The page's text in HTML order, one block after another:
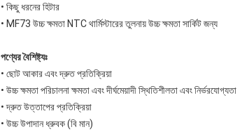
• কিছু ধরনের হিটার
• MF73 উচ্চ ক্ষমতা NTC থার্মিস্টারের তুলনায় উচ্চ ক্ষমতা সার্কিট জন্য
পণ্যের বৈশিষ্ট্যঃ
• ছোট আকার এবং দ্রুত প্রতিক্রিয়া
• উচ্চ ক্ষমতা পরিচালনা ক্ষমতা এবং দীর্ঘমেয়াদী স্থিতিশীলতা এবং নির্ভরযোগ্যতা
• দ্রুত উত্তাপের প্রতিক্রিয়া
• উচ্চ উপাদান ধ্রুবক (বি মান)